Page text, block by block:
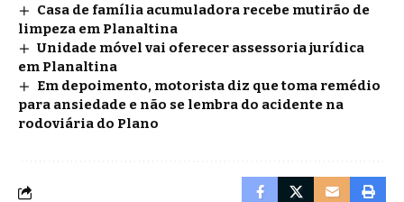
Casa de família acumuladora recebe mutirão de
limpeza em Planaltina
Unidade móvel vai oferecer assessoria jurídica
em Planaltina
Em depoimento, motorista diz que toma remédio
para ansiedade e não se lembra do acidente na
rodoviária do Plano